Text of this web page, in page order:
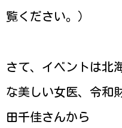
覧ください。）
さて、イベントは北
な美しい女医、令和
田千佳さんから